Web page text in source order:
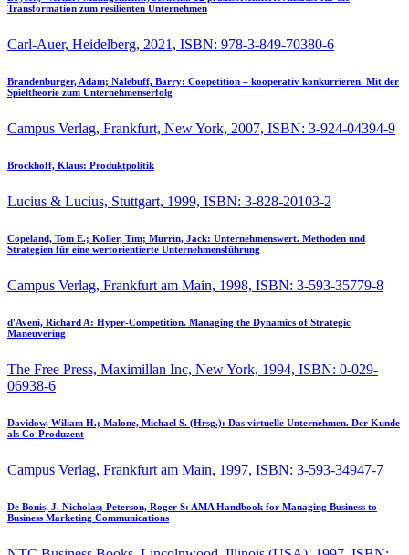
Transformation zum resilienten Unternehmen
Carl-Auer, Heidelberg, 2021, ISBN: 978-3-849-70380-6
Brandenburger, Adam; Nalebuff, Barry: Coopetition – kooperativ konkurrieren. Mit der
Spieltheorie zum Unternehmenserfolg
Campus Verlag, Frankfurt, New York, 2007, ISBN: 3-924-04394-9
Brockhoff, Klaus: Produktpolitik
Lucius & Lucius, Stuttgart, 1999, ISBN: 3-828-20103-2
Copeland, Tom E.; Koller, Tim; Murrin, Jack: Unternehmenswert. Methoden und
Strategien für eine wertorientierte Unternehmensführung
Campus Verlag, Frankfurt am Main, 1998, ISBN: 3-593-35779-8
d'Aveni, Richard A: Hyper-Competition. Managing the Dynamics of Strategic
Maneuvering
The Free Press, Maximillan Inc, New York, 1994, ISBN: 0-029-
06938-6
Davidow, Wiliam H.; Malone, Michael S. (Hrsg.): Das virtuelle Unternehmen. Der Kunde
als Co-Produzent
Campus Verlag, Frankfurt am Main, 1997, ISBN: 3-593-34947-7
De Bonis, J. Nicholas; Peterson, Roger S: AMA Handbook for Managing Business to
Business Marketing Communications